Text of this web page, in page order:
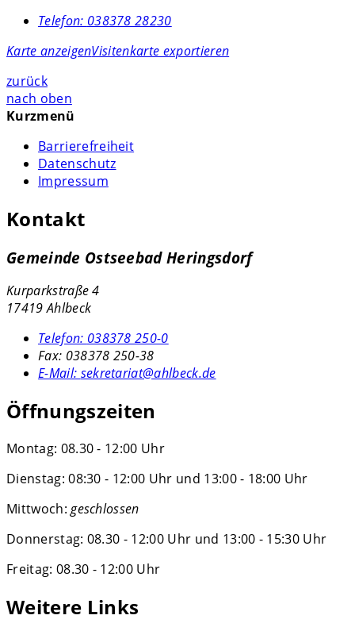
Telefon: 038378 28230
Karte anzeigenVisitenkarte exportieren
zurück
nach oben
Kurzmenü
Barrierefreiheit
Datenschutz
Impressum
Kontakt
Gemeinde Ostseebad Heringsdorf
Kurparkstraße 4
17419 Ahlbeck
Telefon: 038378 250-0
Fax: 038378 250-38
E-Mail: sekretariat@ahlbeck.de
Öffnungszeiten
Montag: 08.30 - 12:00 Uhr
Dienstag: 08:30 - 12:00 Uhr und 13:00 - 18:00 Uhr
Mittwoch:geschlossen
Donnerstag: 08.30 - 12:00 Uhr und 13:00 - 15:30 Uhr
Freitag: 08.30 - 12:00 Uhr
Weitere Links